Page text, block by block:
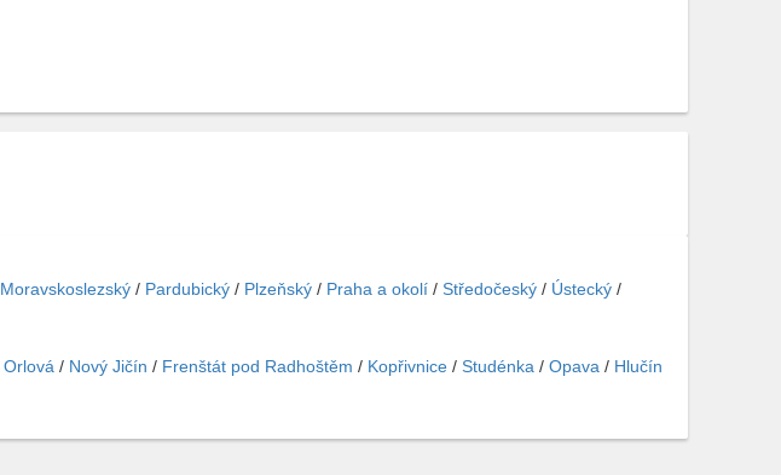
Moravskoslezský / Pardubický / Plzeňský / Praha a okolí / Středočeský / Ústecký /
Orlová / Nový Jičín / Frenštát pod Radhoštěm / Kopřivnice / Studénka / Opava / Hlučín